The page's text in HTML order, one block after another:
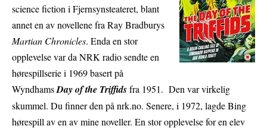
science fiction i Fjernsynsteateret, blant
annet en av novellene fra Ray Bradburys
Martian Chronicles. Enda en stor
opplevelse var da NRK radio sendte en
hørespillserie i 1969 basert på
WyndhamsDay of the Triffidsfra 1951. Den var virkelig
skummel. Du finner den på nrk.no. Senere, i 1972, lagde Bing
hørespill av en av mine noveller. En stor opplevelse for en elev